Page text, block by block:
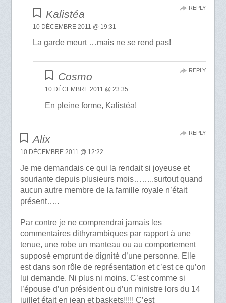
Kalistéa
10 DÉCEMBRE 2011 @ 19:31
La garde meurt …mais ne se rend pas!
REPLY
Cosmo
10 DÉCEMBRE 2011 @ 23:35
En pleine forme, Kalistéa!
REPLY
Alix
10 DÉCEMBRE 2011 @ 12:22
Je me demandais ce qui la rendait si joyeuse et
souriante depuis plusieurs mois……..surtout quand
aucun autre membre de la famille royale n’était
présent…..
Par contre je ne comprendrai jamais les
commentaires dithyrambiques par rapport à une
tenue, une robe un manteau ou au comportement
supposé emprunt de dignité d’une personne. Elle
est dans son rôle de représentation et c’est ce qu’on
lui demande. Ni plus ni moins. C’est comme si
l’épouse d’un président ou d’un ministre lors du 14
juillet était en jean et baskets!!!!! C’est
REPLY